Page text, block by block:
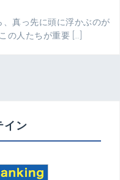
真っ先に頭に浮かぶのが
の人たちが重要 […]
イン